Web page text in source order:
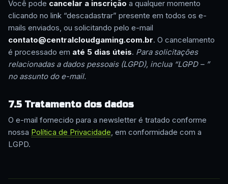
Você pode cancelar a inscrição a qualquer momento
clicando no link “descadastrar” presente em todos os e-
mails enviados, ou solicitando pelo e-mail
contato@centralcloudgaming.com.br. O cancelamento
é processado em até 5 dias úteis. Para solicitações
relacionadas a dados pessoais (LGPD), inclua “LGPD – ”
no assunto do e-mail.
7.5 Tratamento dos dados
O e-mail fornecido para a newsletter é tratado conforme
nossa Política de Privacidade, em conformidade com a
LGPD.